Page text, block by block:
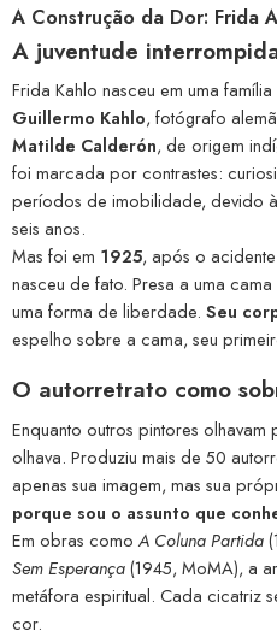
A Construção da Dor: Frida
A juventude
Frida Kahlo nasceu em uma
Guillermo Kahlo, fotógrafo
Matilde Calderón, de origem
foi marcada por contrastes:
períodos de imobilidade, devido
seis anos.
Mas foi em 1925, após o
nasceu de fato. Presa a uma
uma forma de liberdade. Seu
espelho sobre a cama, seu
O autorretrato como
Enquanto outros pintores
olhava. Produziu mais de 50
apenas sua imagem, mas sua
porque sou o assunto que
Em obras como A Coluna Partida
Sem Esperança(1945, MoMA), a
metáfora espiritual. Cada cicatriz
cor.